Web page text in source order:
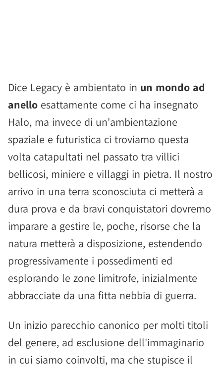
Dice Legacy è ambientato in un mondo ad
anello esattamente come ci ha insegnato
Halo, ma invece di un'ambientazione
spaziale e futuristica ci troviamo questa
volta catapultati nel passato tra villici
bellicosi, miniere e villaggi in pietra. Il nostro
arrivo in una terra sconosciuta ci metterà a
dura prova e da bravi conquistatori dovremo
imparare a gestire le, poche, risorse che la
natura metterà a disposizione, estendendo
progressivamente i possedimenti ed
esplorando le zone limitrofe, inizialmente
abbracciate da una fitta nebbia di guerra.
Un inizio parecchio canonico per molti titoli
del genere, ad esclusione dell'immaginario
in cui siamo coinvolti, ma che stupisce il